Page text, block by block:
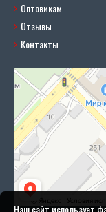
Оптовикам
Отзывы
Контакты
Наш сайт использует